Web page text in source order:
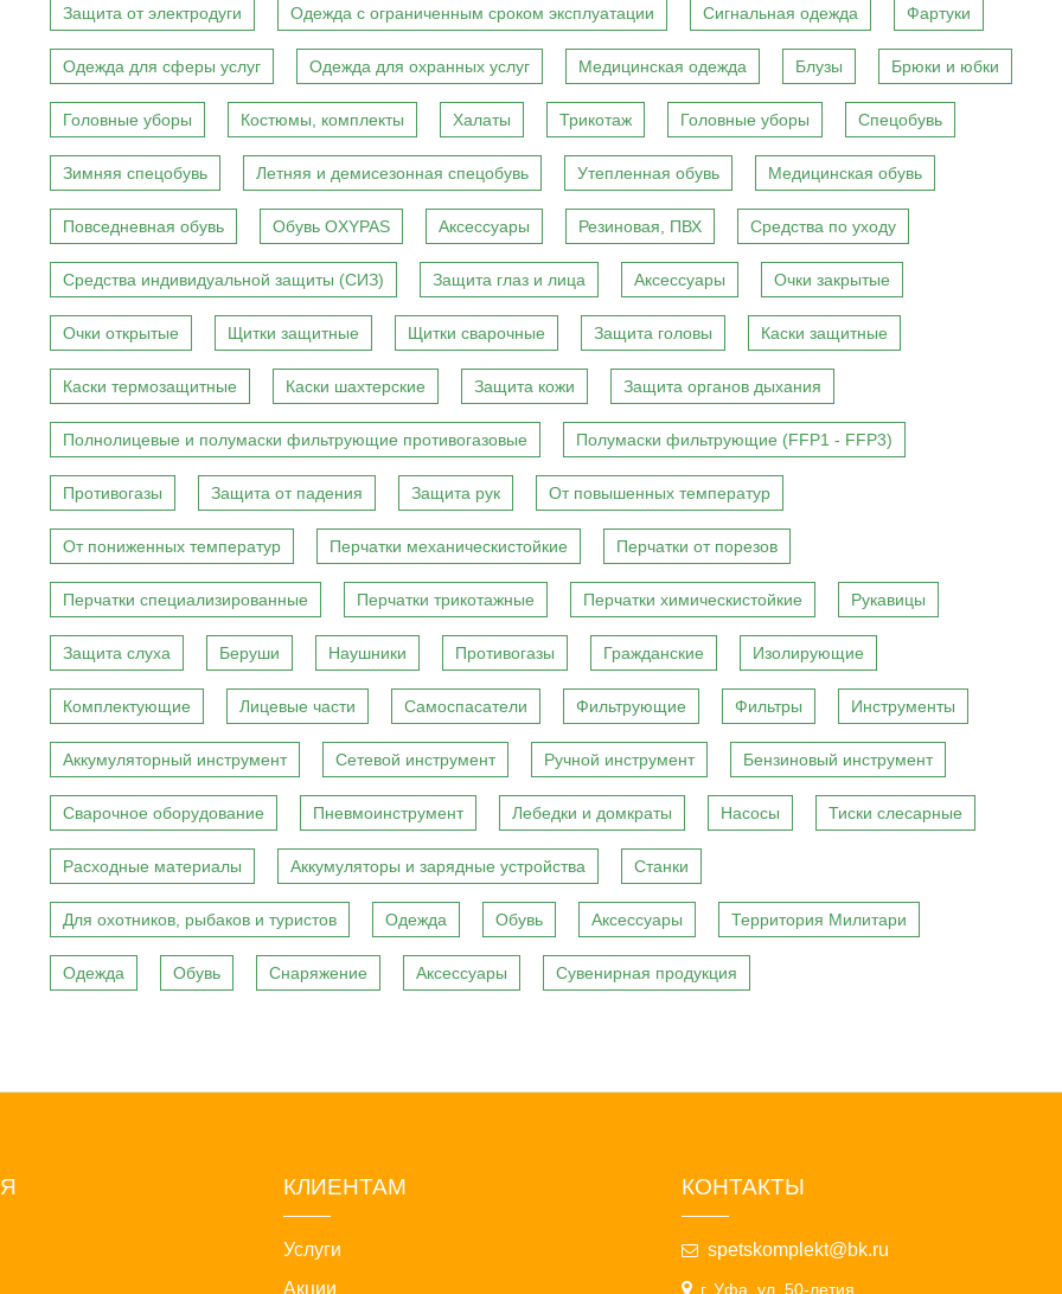
Защита от электродуги Одежда с ограниченным сроком эксплуатации Сигнальная одежда Фартуки
Одежда для сферы услуг Одежда для охранных услуг Медицинская одежда Блузы Брюки и юбки
Головные уборы Костюмы, комплекты Халаты Трикотаж Головные уборы Спецобувь
Зимняя спецобувь Летняя и демисезонная спецобувь Утепленная обувь Медицинская обувь
Повседневная обувь Обувь OXYPAS Аксессуары Резиновая, ПВХ Средства по уходу
Средства индивидуальной защиты (СИЗ) Защита глаз и лица Аксессуары Очки закрытые
Очки открытые Щитки защитные Щитки сварочные Защита головы Каски защитные
Каски термозащитные Каски шахтерские Защита кожи Защита органов дыхания
Полнолицевые и полумаски фильтрующие противогазовые Полумаски фильтрующие (FFP1 - FFP3)
Противогазы Защита от падения Защита рук От повышенных температур
От пониженных температур Перчатки механическистойкие Перчатки от порезов
Перчатки специализированные Перчатки трикотажные Перчатки химическистойкие Рукавицы
Защита слуха Беруши Наушники Противогазы Гражданские Изолирующие
Комплектующие Лицевые части Самоспасатели Фильтрующие Фильтры Инструменты
Аккумуляторный инструмент Сетевой инструмент Ручной инструмент Бензиновый инструмент
Сварочное оборудование Пневмоинструмент Лебедки и домкраты Насосы Тиски слесарные
Расходные материалы Аккумуляторы и зарядные устройства Станки
Для охотников, рыбаков и туристов Одежда Обувь Аксессуары Территория Милитари
Одежда Обувь Снаряжение Аксессуары Сувенирная продукция
КЛИЕНТАМ
Услуги
Акции
КОНТАКТЫ
spetskomplekt@bk.ru
г. Уфа, ул. 50-летия